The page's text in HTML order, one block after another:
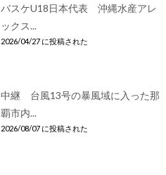
バスケU18日本代表 沖縄水産アレ
ックス...
2026/04/27 に投稿された
中継 台風13号の暴風域に入った那
覇市内...
2026/08/07 に投稿された